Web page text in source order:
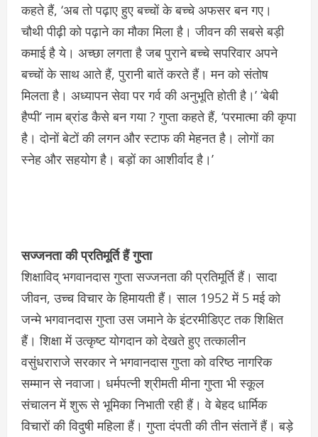
कहते हैं, ‘अब तो पढ़ाए हुए बच्चों के बच्चे अफसर बन गए।
चौथी पीढ़ी को पढ़ाने का मौका मिला है। जीवन की सबसे बड़ी
कमाई है ये। अच्छा लगता है जब पुराने बच्चे सपरिवार अपने
बच्चों के साथ आते हैं, पुरानी बातें करते हैं। मन को संतोष
मिलता है। अध्यापन सेवा पर गर्व की अनुभूति होती है।’ ‘बेबी
हैप्पी’ नाम ब्रांड कैसे बन गया ? गुप्ता कहते हैं, ‘परमात्मा की कृपा
है। दोनों बेटों की लगन और स्टाफ की मेहनत है। लोगों का
स्नेह और सहयोग है। बड़ों का आशीर्वाद है।’
सज्जनता की प्रतिमूर्ति हैं गुप्ता
शिक्षाविद् भगवानदास गुप्ता सज्जनता की प्रतिमूर्ति हैं। सादा
जीवन, उच्च विचार के हिमायती हैं। साल 1952 में 5 मई को
जन्मे भगवानदास गुप्ता उस जमाने के इंटरमीडिएट तक शिक्षित
हैं। शिक्षा में उत्कृष्ट योगदान को देखते हुए तत्कालीन
वसुंधराराजे सरकार ने भगवानदास गुप्ता को वरिष्ठ नागरिक
सम्मान से नवाजा। धर्मपत्नी श्रीमती मीना गुप्ता भी स्कूल
संचालन में शुरू से भूमिका निभाती रही हैं। वे बेहद धार्मिक
विचारों की विदुषी महिला हैं। गुप्ता दंपती की तीन संतानें हैं। बड़े